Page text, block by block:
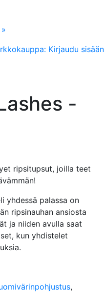
Kirjaudu sisään
-
ripsitupsut, joilla teet
yhdessä palassa on
ripsinauhan ansiosta
ja niiden avulla saat
kun yhdistelet
,